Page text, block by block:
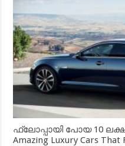
ഫ്ലോപ്പായി പോയ 10
Amazing Luxury Cars That